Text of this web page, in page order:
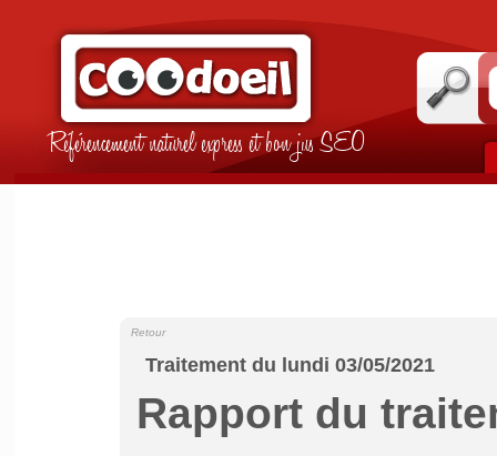
Référencement naturel express et bon jus SEO
Traitement du lundi 03/05/2021
Retour
Rapport du